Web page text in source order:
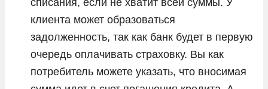
клиента может образоваться
задолженность, так как банк будет в первую
очередь оплачивать страховку. Вы как
потребитель можете указать, что вносимая